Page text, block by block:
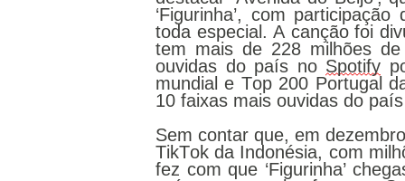
‘Figurinha’, com
toda especial. A canção foi
tem mais de 228 milhões
ouvidas do país no Spotify
mundial e Top 200 Portugal
10 faixas mais ouvidas do
Sem contar que, em
TikTok da Indonésia, com
fez com que ‘Figurinha’